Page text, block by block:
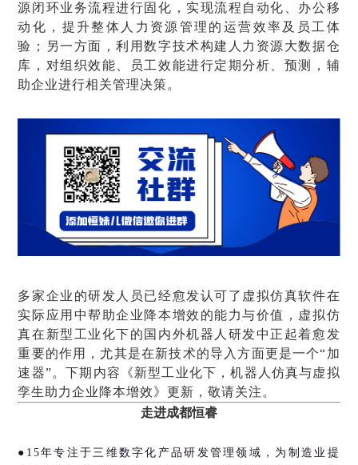
源闭环业务流程进行固化，实现流程自动化、办公移
动化，提升整体人力资源管理的运营效率及员工体
验；另一方面，利用数字技术构建人力资源大数据仓
库，对组织效能、员工效能进行定期分析、预测，辅
助企业进行相关管理决策。
多家企业的研发人员已经愈发认可了虚拟仿真软件在
实际应用中帮助企业降本增效的能力与价值，虚拟仿
真在新型工业化下的国内外机器人研发中正起着愈发
重要的作用，尤其是在新技术的导入方面更是一个“加
速器”。下期内容《新型工业化下，机器人仿真与虚拟
孪生助力企业降本增效》更新，敬请关注。
走进成都恒睿
●15年专注于三维数字化产品研发管理领域，为制造业提